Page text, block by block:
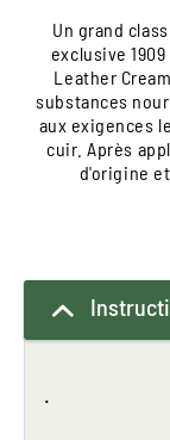
Un grand
exclusive
Leather
substances
aux exigences
cuir. Après
d'origine
.